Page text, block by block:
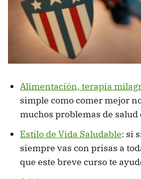
Alimentación, terapia
simple como comer mejor
muchos problemas de salud
Estilo de Vida Saludable: si
siempre vas con prisas a
que este breve curso te